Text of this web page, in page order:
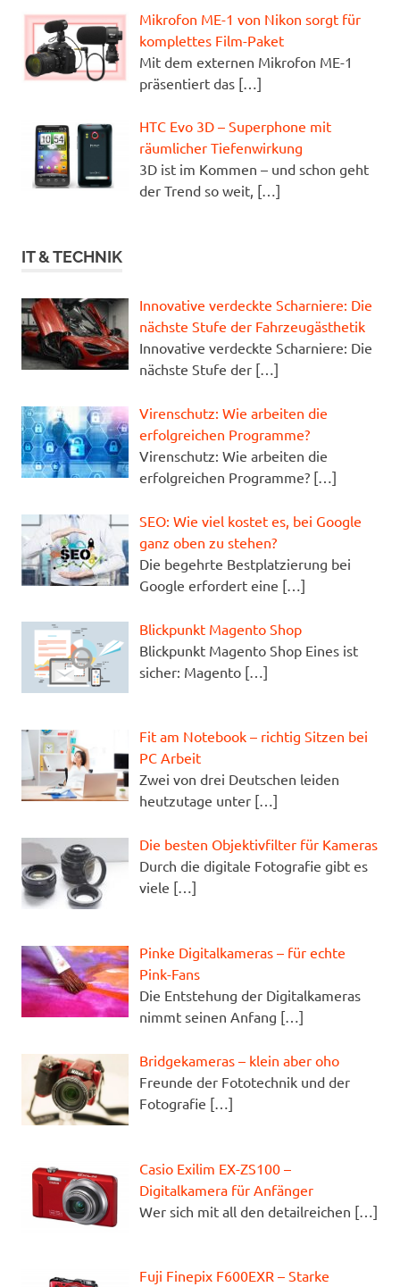
Mikrofon ME-1 von Nikon sorgt für
komplettes Film-Paket
Mit dem externen Mikrofon ME-1
präsentiert das […]
HTC Evo 3D – Superphone mit
räumlicher Tiefenwirkung
3D ist im Kommen – und schon geht
der Trend so weit, […]
IT & TECHNIK
Innovative verdeckte Scharniere: Die
nächste Stufe der Fahrzeugästhetik
Innovative verdeckte Scharniere: Die
nächste Stufe der […]
Virenschutz: Wie arbeiten die
erfolgreichen Programme?
Virenschutz: Wie arbeiten die
erfolgreichen Programme? […]
SEO: Wie viel kostet es, bei Google
ganz oben zu stehen?
Die begehrte Bestplatzierung bei
Google erfordert eine […]
Blickpunkt Magento Shop
Blickpunkt Magento Shop Eines ist
sicher: Magento […]
Fit am Notebook – richtig Sitzen bei
PC Arbeit
Zwei von drei Deutschen leiden
heutzutage unter […]
Die besten Objektivfilter für Kameras
Durch die digitale Fotografie gibt es
viele […]
Pinke Digitalkameras – für echte
Pink-Fans
Die Entstehung der Digitalkameras
nimmt seinen Anfang […]
Bridgekameras – klein aber oho
Freunde der Fototechnik und der
Fotografie […]
Casio Exilim EX-ZS100 –
Digitalkamera für Anfänger
Wer sich mit all den detailreichen […]
Fuji Finepix F600EXR – Starke